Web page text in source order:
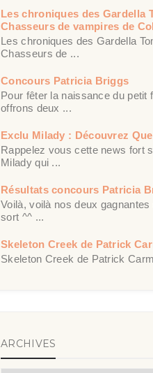
Les chroniques des Gardella
Chasseurs de vampires de
Les chroniques des Gardella
Chasseurs de ...
Concours Patricia Briggs
Pour fêter la naissance du petit
offrons deux ...
Exclu Milady : Découvrez
Rappelez vous cette news fort
Milady qui ...
Résultats concours Patricia
Voilà, voilà nos deux
sort ^^ ...
Skeleton Creek de Patrick
Skeleton Creek de Patrick
ARCHIVES